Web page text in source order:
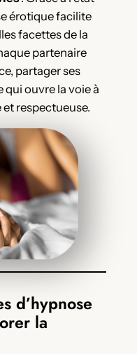
érotique facilite
facettes de la
partenaire
partager ses
qui ouvre la voie à
respectueuse.
d’hypnose
la